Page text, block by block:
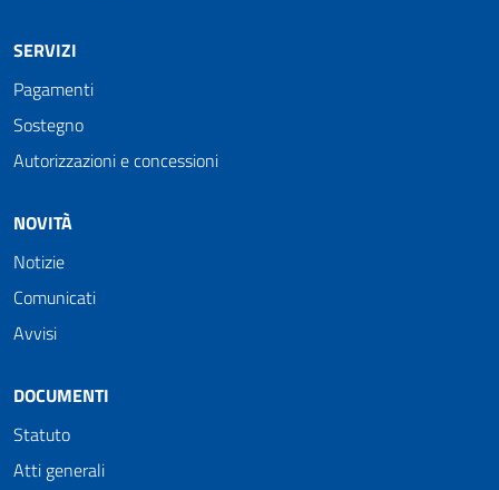
SERVIZI
Pagamenti
Sostegno
Autorizzazioni e concessioni
NOVITÀ
Notizie
Comunicati
Avvisi
DOCUMENTI
Statuto
Atti generali